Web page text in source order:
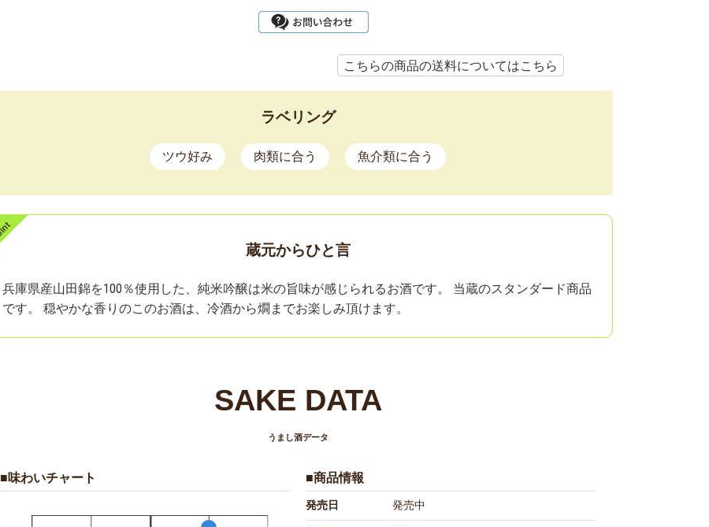
こちらの商品の送料についてはこちら
ラベリング
ツウ好み 肉類に合う 魚介類に合う
蔵元からひと言
兵庫県産山田錦を100％使用した、純米吟醸は米の旨味が感じられるお酒です。 当蔵のスタンダード商品
です。 穏やかな香りのこのお酒は、冷酒から燗までお楽しみ頂けます。
SAKE DATA
うまし酒データ
■味わいチャート ■商品情報
発売日 発売中